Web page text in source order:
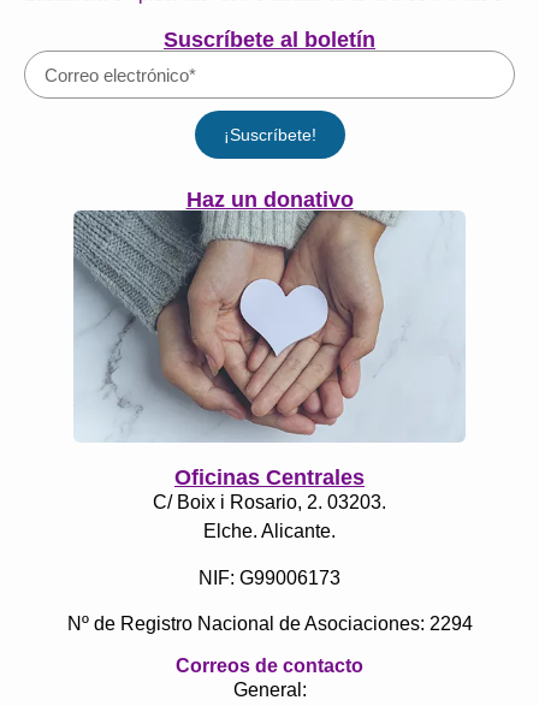
Suscríbete al boletín
¡Suscríbete!
Haz un donativo
Oficinas Centrales
C/ Boix i Rosario, 2. 03203.
Elche. Alicante.
NIF: G99006173
Nº de Registro Nacional de Asociaciones: 2294
Correos de contacto
General: